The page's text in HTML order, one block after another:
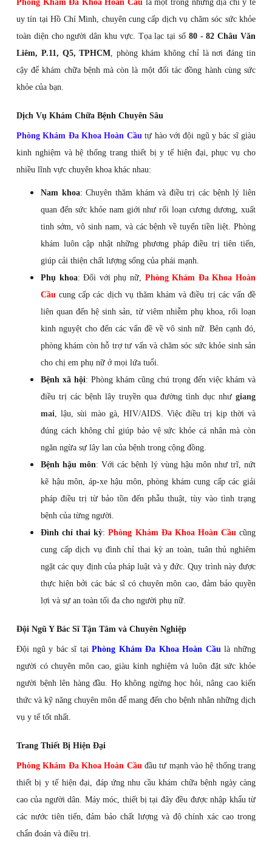
Phòng Khám Đa Khoa Hoàn Cầu là một trong những địa chỉ y tế
uy tín tại Hồ Chí Minh, chuyên cung cấp dịch vụ chăm sóc sức khỏe
toàn diện cho người dân khu vực. Tọa lạc tại số 80 - 82 Châu Văn
Liêm, P.11, Q5, TPHCM, phòng khám không chỉ là nơi đáng tin
cậy để khám chữa bệnh mà còn là một đối tác đồng hành cùng sức
khỏe của bạn.
Dịch Vụ Khám Chữa Bệnh Chuyên Sâu
Phòng Khám Đa Khoa Hoàn Cầutự hào với đội ngũ y bác sĩ giàu
kinh nghiệm và hệ thống trang thiết bị y tế hiện đại, phục vụ cho
nhiều lĩnh vực chuyên khoa khác nhau:
Nam khoa: Chuyên thăm khám và điều trị các bệnh lý liên
quan đến sức khỏe nam giới như rối loạn cương dương, xuất
tinh sớm, vô sinh nam, và các bệnh về tuyến tiền liệt. Phòng
khám luôn cập nhật những phương pháp điều trị tiên tiến,
giúp cải thiện chất lượng sống của phái mạnh.
Phụ khoa: Đối với phụ nữ, Phòng Khám Đa Khoa Hoàn
Cầu cung cấp các dịch vụ thăm khám và điều trị các vấn đề
liên quan đến hệ sinh sản, từ viêm nhiễm phụ khoa, rối loạn
kinh nguyệt cho đến các vấn đề về vô sinh nữ. Bên cạnh đó,
phòng khám còn hỗ trợ tư vấn và chăm sóc sức khỏe sinh sản
cho chị em phụ nữ ở mọi lứa tuổi.
Bệnh xã hội: Phòng khám cũng chú trọng đến việc khám và
điều trị các bệnh lây truyền qua đường tình dục như giang
mai, lậu, sùi mào gà, HIV/AIDS. Việc điều trị kịp thời và
đúng cách không chỉ giúp bảo vệ sức khỏe cá nhân mà còn
ngăn ngừa sự lây lan của bệnh trong cộng đồng.
Bệnh hậu môn: Với các bệnh lý vùng hậu môn như trĩ, nứt
kẽ hậu môn, áp-xe hậu môn, phòng khám cung cấp các giải
pháp điều trị từ bảo tồn đến phẫu thuật, tùy vào tình trạng
bệnh của từng người.
Đình chỉ thai kỳ:Phòng Khám Đa Khoa Hoàn Cầucũng
cung cấp dịch vụ đình chỉ thai kỳ an toàn, tuân thủ nghiêm
ngặt các quy định của pháp luật và y đức. Quy trình này được
thực hiện bởi các bác sĩ có chuyên môn cao, đảm bảo quyền
lợi và sự an toàn tối đa cho người phụ nữ.
Đội Ngũ Y Bác Sĩ Tận Tâm và Chuyên Nghiệp
Đội ngũ y bác sĩ tạiPhòng Khám Đa Khoa Hoàn Cầulà những
người có chuyên môn cao, giàu kinh nghiệm và luôn đặt sức khỏe
người bệnh lên hàng đầu. Họ không ngừng học hỏi, nâng cao kiến
thức và kỹ năng chuyên môn để mang đến cho bệnh nhân những dịch
vụ y tế tốt nhất.
Trang Thiết Bị Hiện Đại
Phòng Khám Đa Khoa Hoàn Cầuđầu tư mạnh vào hệ thống trang
thiết bị y tế hiện đại, đáp ứng nhu cầu khám chữa bệnh ngày càng
cao của người dân. Máy móc, thiết bị tại đây đều được nhập khẩu từ
các nước tiên tiến, đảm bảo chất lượng và độ chính xác cao trong
chẩn đoán và điều trị.